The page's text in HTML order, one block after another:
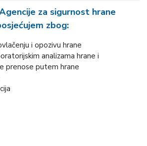
za sigurnost hrane
zbog:
i opozivu hrane
analizama hrane i
prenose putem hrane